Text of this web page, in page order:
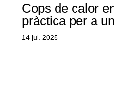
Cops de calor
pràctica per a
14 jul. 2025